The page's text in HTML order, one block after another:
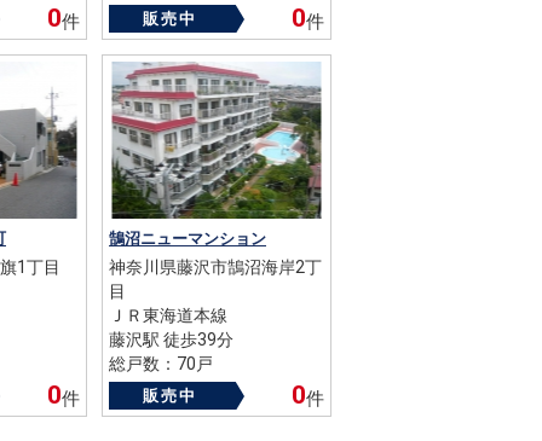
0件
築年数：1970年
販売中 0件
1丁目
0件
鵠沼ニューマンション
神奈川県藤沢市鵠沼海岸2丁
目
ＪＲ東海道本線
藤沢駅 徒歩39分
総戸数：70戸
築年数：1968年
販売中 0件